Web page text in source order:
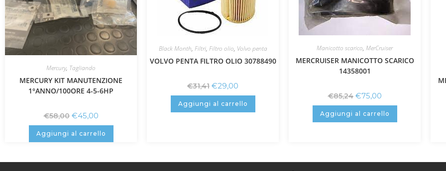
Mercury, Tagliando
MERCURY KIT MANUTENZIONE
1°ANNO/100ORE 4-5-6HP
€58,00 €45,00
Aggiungi al carrello
Black Month, Filtri, Filtro olio, Volvo penta
VOLVO PENTA FILTRO OLIO 30788490
€31,41 €29,00
Aggiungi al carrello
Manicotto scarico, MerCruiser
MERCRUISER MANICOTTO SCARICO
14358001
€85,24 €75,00
Aggiungi al carrello